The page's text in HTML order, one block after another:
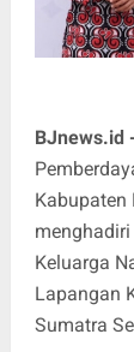
BJnews.id
Kabupaten
Keluarga
Lapangan
Sumatra